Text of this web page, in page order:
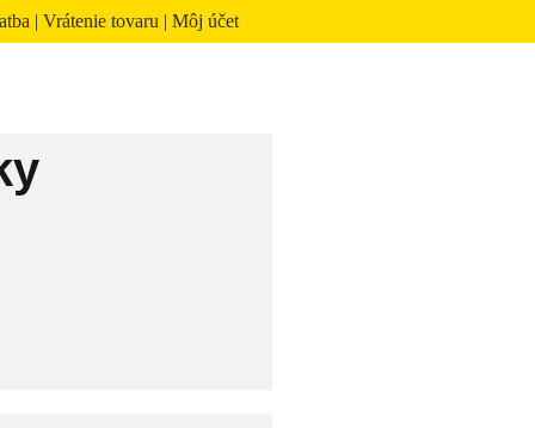
| Vrátenie tovaru | Môj účet